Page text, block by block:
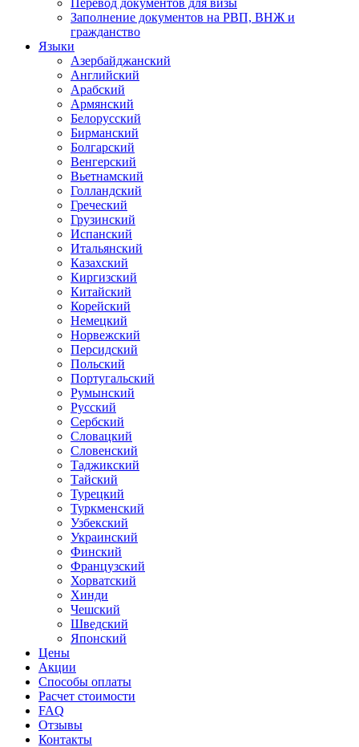
Перевод документов для визы
Заполнение документов на РВП, ВНЖ и
гражданство
Языки
Азербайджанский
Английский
Арабский
Армянский
Белорусский
Бирманский
Болгарский
Венгерский
Вьетнамский
Голландский
Греческий
Грузинский
Испанский
Итальянский
Казахский
Киргизский
Китайский
Корейский
Немецкий
Норвежский
Персидский
Польский
Португальский
Румынский
Русский
Сербский
Словацкий
Словенский
Таджикский
Тайский
Турецкий
Туркменский
Узбекский
Украинский
Финский
Французский
Хорватский
Хинди
Чешский
Шведский
Японский
Цены
Акции
Способы оплаты
Расчет стоимости
FAQ
Отзывы
Контакты